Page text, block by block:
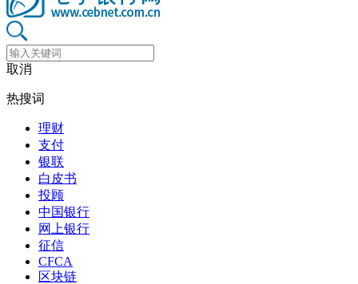
取消
热搜词
理财
支付
银联
白皮书
投顾
中国银行
网上银行
征信
CFCA
区块链